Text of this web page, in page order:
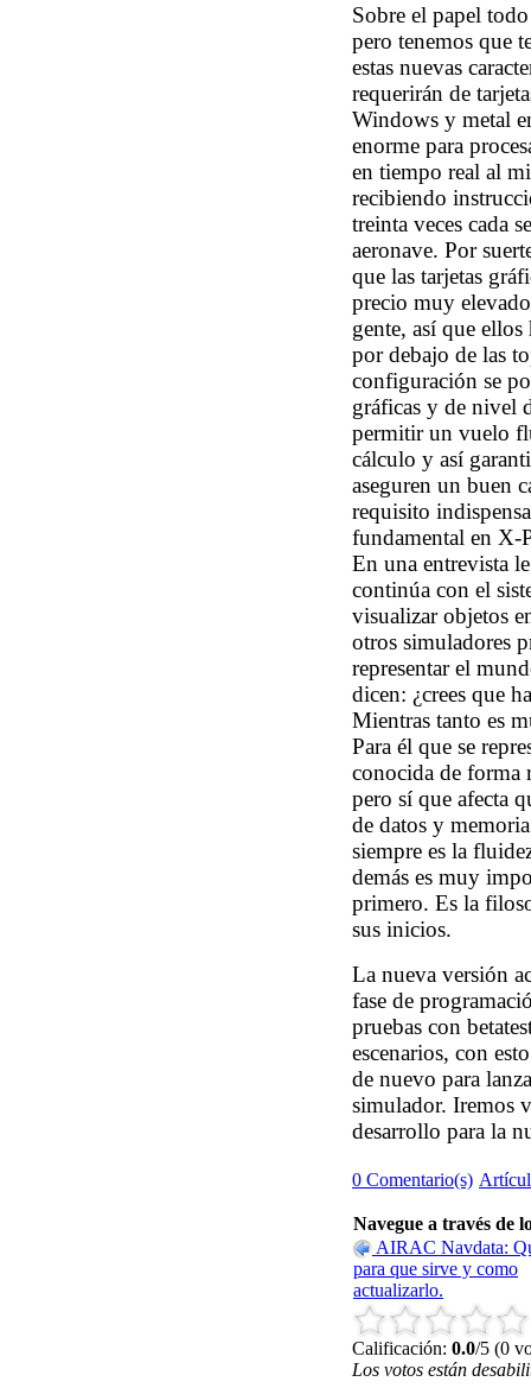
Sobre el papel
pero tenemos que
estas nuevas
requerirán de
Windows y metal
enorme para
en tiempo real al
recibiendo
treinta veces cada
aeronave. Por
que las tarjetas
precio muy
gente, así que
por debajo de las
configuración se
gráficas y de nivel
permitir un vuelo
cálculo y así
aseguren un buen
requisito
fundamental en X-
En una entrevista
continúa con el
visualizar objetos
otros simuladores
representar el
dicen: ¿crees que
Mientras tanto es
Para él que se
conocida de forma
pero sí que afecta
de datos y
siempre es la
demás es muy
primero. Es la
sus inicios.
La nueva versión
fase de
pruebas con
escenarios, con
de nuevo para
simulador. Iremos
desarrollo para la
0 Comentario(s)
Navegue a través de
AIRAC Navdata:
para que sirve y como
actualizarlo.
Calificación: 0.0/5 (0
Los votos están